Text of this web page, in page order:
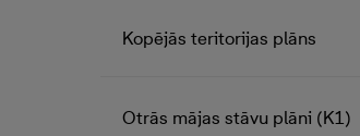
Kopējās teritorijas plāns
Otrās mājas stāvu plāni (K1)